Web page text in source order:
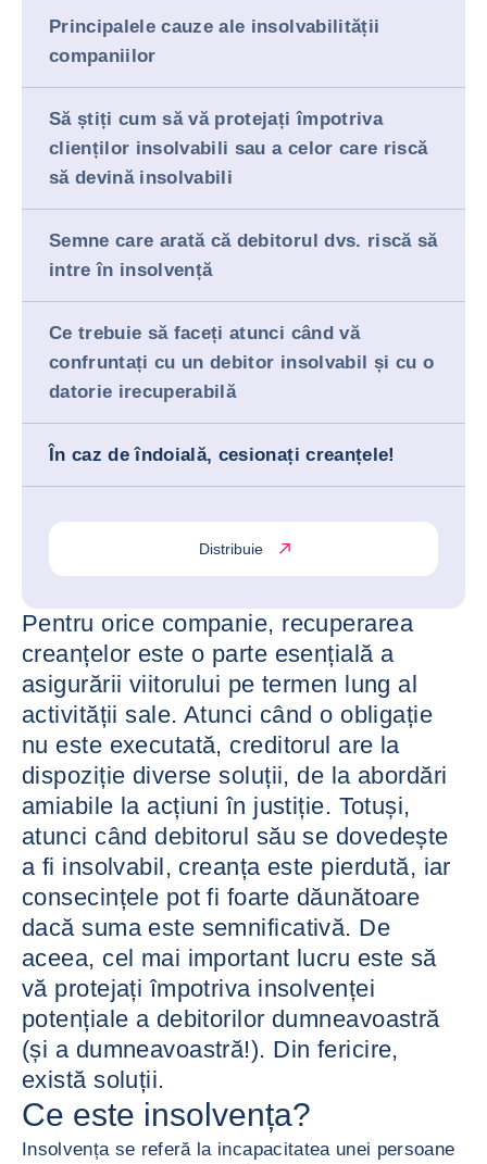
Principalele cauze ale insolvabilității
companiilor
Să știți cum să vă protejați împotriva
clienților insolvabili sau a celor care riscă
să devină insolvabili
Semne care arată că debitorul dvs. riscă să
intre în insolvență
Ce trebuie să faceți atunci când vă
confruntați cu un debitor insolvabil și cu o
datorie irecuperabilă
În caz de îndoială, cesionați creanțele!
Distribuie
Pentru orice companie, recuperarea
creanțelor este o parte esențială a
asigurării viitorului pe termen lung al
activității sale. Atunci când o obligație
nu este executată, creditorul are la
dispoziție diverse soluții, de la abordări
amiabile la acțiuni în justiție. Totuși,
atunci când debitorul său se dovedește
a fi insolvabil, creanța este pierdută, iar
consecințele pot fi foarte dăunătoare
dacă suma este semnificativă. De
aceea, cel mai important lucru este să
vă protejați împotriva insolvenței
potențiale a debitorilor dumneavoastră
(și a dumneavoastră!). Din fericire,
există soluții.
Ce este insolvența?
Insolvența se referă la incapacitatea unei persoane